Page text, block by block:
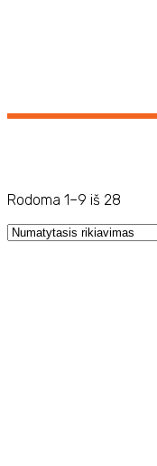
Rodoma 1–9 iš 28